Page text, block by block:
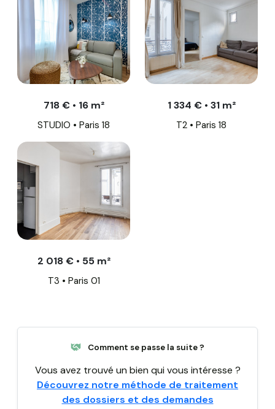
718 € • 16 m²
STUDIO • Paris 18
1 334 € • 31 m²
T2 • Paris 18
2 018 € • 55 m²
T3 • Paris 01
Comment se passe la suite ?
Vous avez trouvé un bien qui vous intéresse ?
Découvrez notre méthode de traitement
des dossiers et des demandes